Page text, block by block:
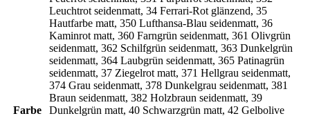
Farbe
Leuchtrot seidenmatt, 34 Ferrari-Rot glänzend, 35
Hautfarbe matt, 350 Lufthansa-Blau seidenmatt, 36
Kaminrot matt, 360 Farngrün seidenmatt, 361 Olivgrün
seidenmatt, 362 Schilfgrün seidenmatt, 363 Dunkelgrün
seidenmatt, 364 Laubgrün seidenmatt, 365 Patinagrün
seidenmatt, 37 Ziegelrot matt, 371 Hellgrau seidenmatt,
374 Grau seidenmatt, 378 Dunkelgrau seidenmatt, 381
Braun seidenmatt, 382 Holzbraun seidenmatt, 39
Dunkelgrün matt, 40 Schwarzgrün matt, 42 Gelbolive